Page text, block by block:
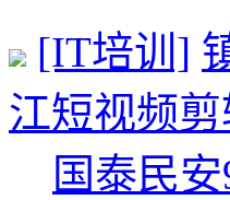
[IT培训]
江短视频
国泰民安